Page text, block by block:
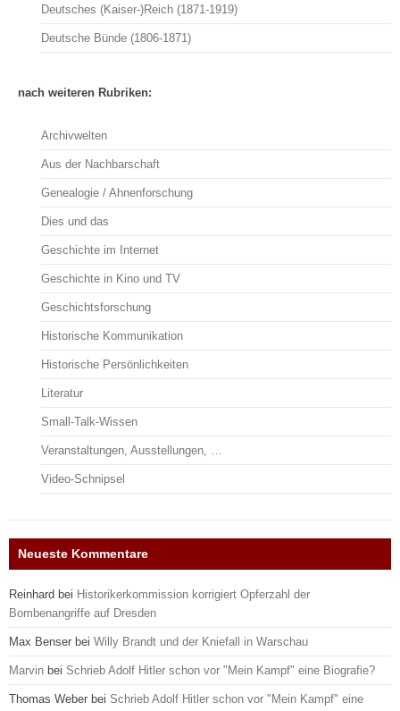
Deutsches (Kaiser-)Reich (1871-1919)
Deutsche Bünde (1806-1871)
nach weiteren Rubriken:
Archivwelten
Aus der Nachbarschaft
Genealogie / Ahnenforschung
Dies und das
Geschichte im Internet
Geschichte in Kino und TV
Geschichtsforschung
Historische Kommunikation
Historische Persönlichkeiten
Literatur
Small-Talk-Wissen
Veranstaltungen, Ausstellungen, …
Video-Schnipsel
Neueste Kommentare
Reinhard bei Historikerkommission korrigiert Opferzahl der
Bombenangriffe auf Dresden
Max Benser bei Willy Brandt und der Kniefall in Warschau
Marvin bei Schrieb Adolf Hitler schon vor "Mein Kampf" eine Biografie?
Thomas Weber bei Schrieb Adolf Hitler schon vor "Mein Kampf" eine